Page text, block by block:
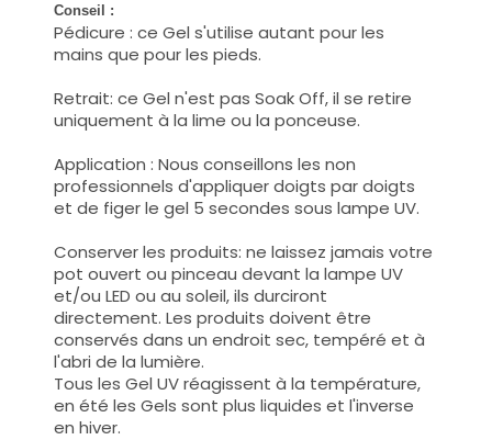
Conseil :
Pédicure : ce Gel s'utilise autant pour les
mains que pour les pieds.
Retrait: ce Gel n'est pas Soak Off, il se retire
uniquement à la lime ou la ponceuse.
Application : Nous conseillons les non
professionnels d'appliquer doigts par doigts
et de figer le gel 5 secondes sous lampe UV.
Conserver les produits: ne laissez jamais votre
pot ouvert ou pinceau devant la lampe UV
et/ou LED ou au soleil, ils durciront
directement. Les produits doivent être
conservés dans un endroit sec, tempéré et à
l'abri de la lumière.
Tous les Gel UV réagissent à la température,
en été les Gels sont plus liquides et l'inverse
en hiver.